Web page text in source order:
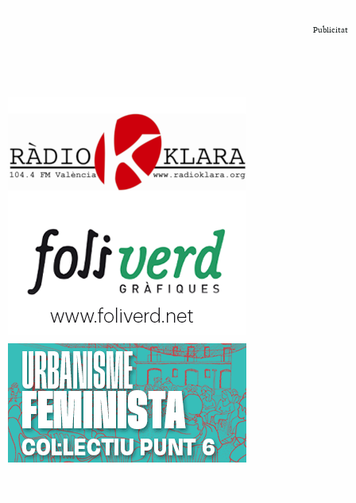
Publicitat